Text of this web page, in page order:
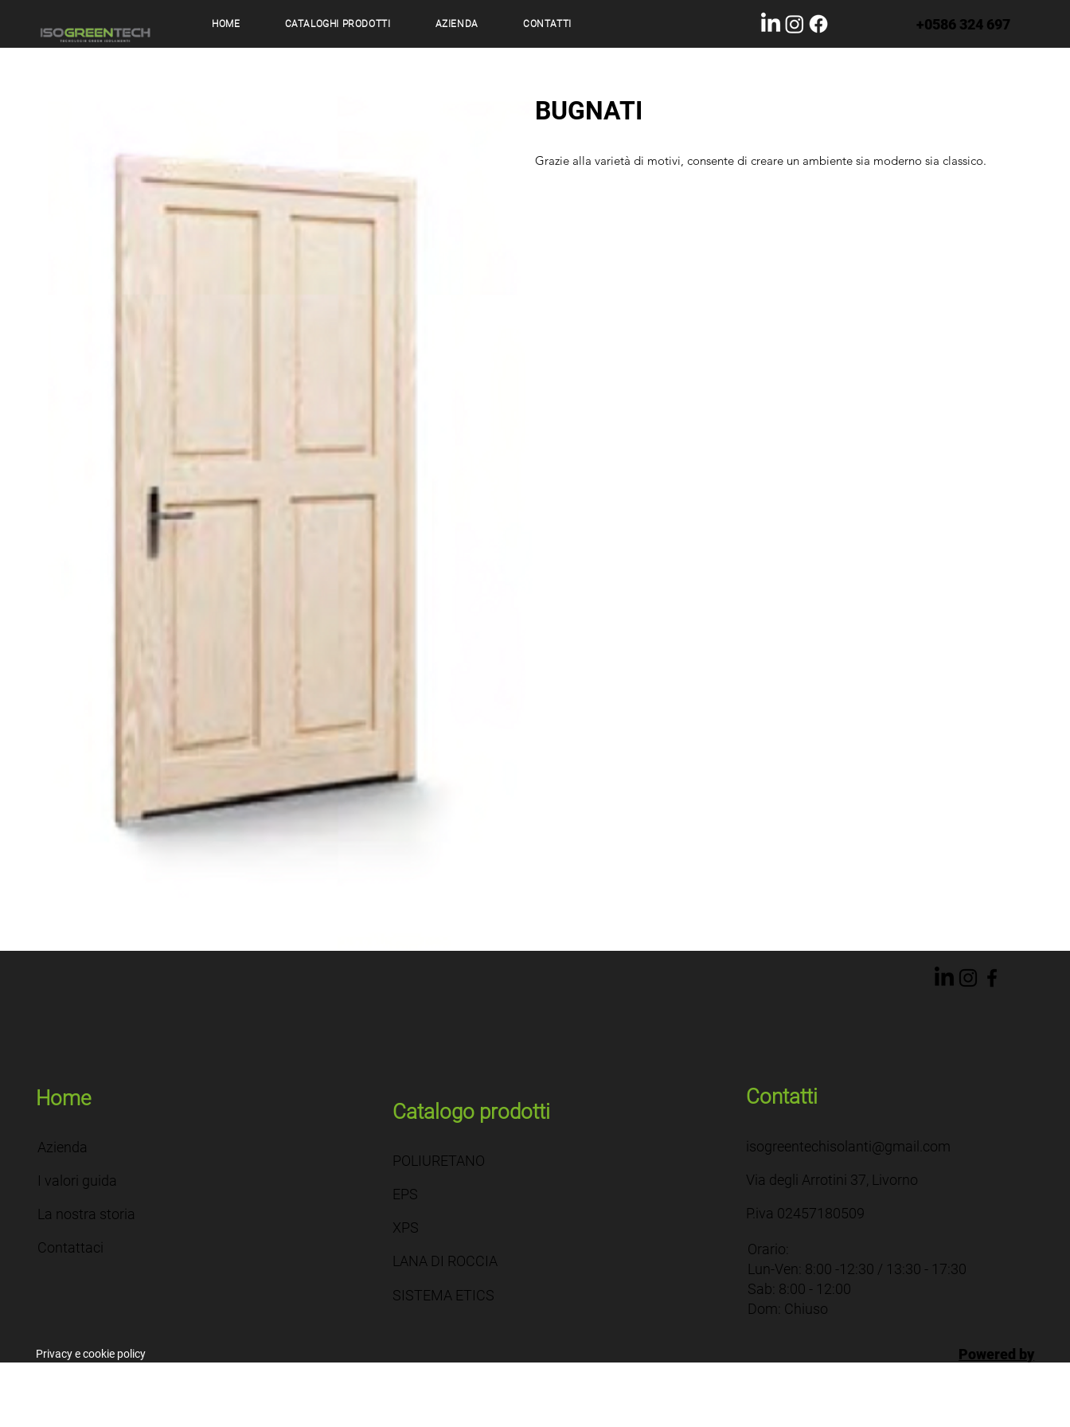
+0586 324 697
HOME CATALOGHI PRODOTTI AZIENDA CONTATTI
BUGNATI
Grazie alla varietà di motivi, consente di creare un ambiente sia moderno sia classico.
Home
Azienda
I valori guida
La nostra storia
Contattaci
Catalogo prodotti
POLIURETANO
EPS
XPS
SISTEMA ETICS
LANA DI ROCCIA
Powered by
Contatti
isogreentechisolanti@gmail.com
Via degli Arrotini 37, Livorno
P.iva 02457180509
Orario:
Lun-Ven: 8:00 -12:30 / 13:30 - 17:30
Sab: 8:00 - 12:00
Dom: Chiuso
Privacy e cookie policy